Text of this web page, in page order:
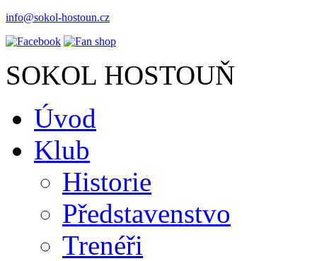
info@sokol-hostoun.cz
SOKOL HOSTOUŇ
Úvod
Klub
Historie
Představenstvo
Trenéři